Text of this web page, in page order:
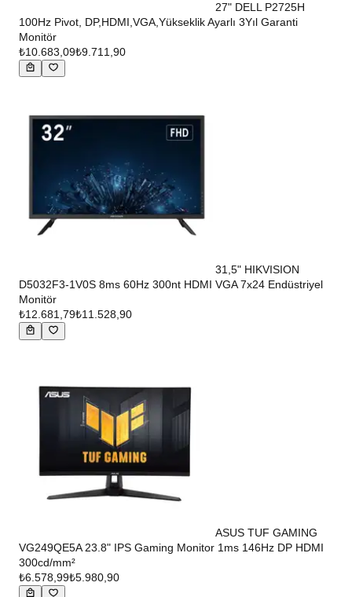
27" DELL P2725H
100Hz Pivot, DP,HDMI,VGA,Yükseklik Ayarlı 3Yıl Garanti
Monitör
₺10.683,09₺9.711,90
31,5" HIKVISION
D5032F3-1V0S 8ms 60Hz 300nt HDMI VGA 7x24 Endüstriyel
Monitör
₺12.681,79₺11.528,90
ASUS TUF GAMING
VG249QE5A 23.8" IPS Gaming Monitor 1ms 146Hz DP HDMI
300cd/mm²
₺6.578,99₺5.980,90